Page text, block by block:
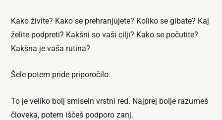
Kako živite? Kako se prehranjujete? Koliko se gibate? Kaj
želite podpreti? Kakšni so vaši cilji? Kako se počutite?
Kakšna je vaša rutina?
Šele potem pride priporočilo.
To je veliko bolj smiseln vrstni red. Najprej bolje razumeš
človeka, potem iščeš podporo zanj.